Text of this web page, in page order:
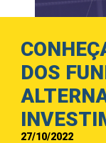
DOS
27/10/2022